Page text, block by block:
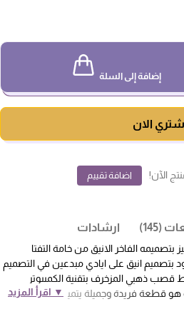
إضافة إلى السلة
الان
الآن! اضافة تقييم
(145) ارشادات
الفاخر الانيق من خامة التفتا
بتصميم انيق على ايادي مبدعين في التصميم
ذهبي المزخرف بتقنية الكمبيوتر
هو قطعة فريدة وجميلة يتميز الفستان
السهرة والحفلات الرسمية. يضفي
▼ اقرأ المزيد